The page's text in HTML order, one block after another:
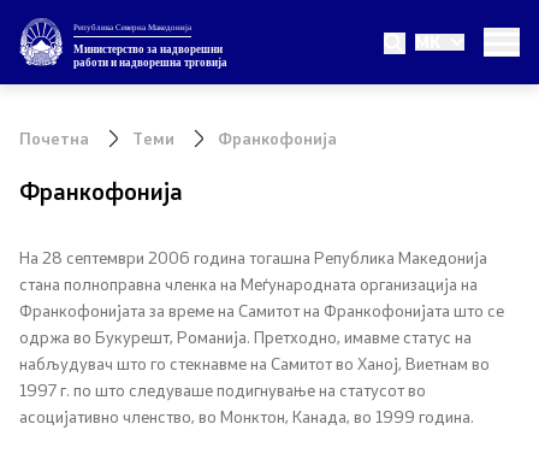
Република Северна Македонија
Министерство за надворешни
работи и надворешна трговија
MK
Министерство
Државен секретар
Внатрешна организација
Теми
Почетна Теми Франкофонија
Франкофонија
На 28 септември 2006 година тогашна Република Македонија
стана полноправна членка на Меѓународната организација на
Франкофонијата за време на Самитот на Франкофонијата што се
одржа во Букурешт, Романија. Претходно, имавме статус на
набљудувач што го стекнавме на Самитот во Ханој, Виетнам во
1997 г. по што следуваше подигнување на статусот во
асоцијативно членство, во Монктон, Канада, во 1999 година.